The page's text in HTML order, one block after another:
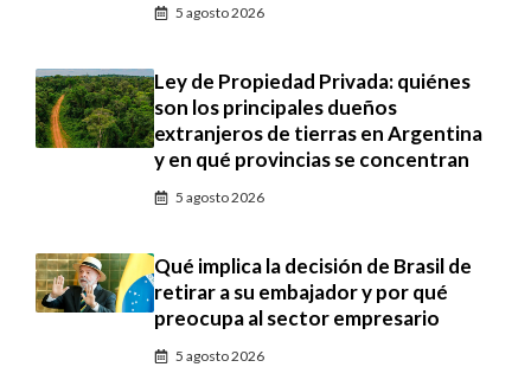
5 agosto 2026
Ley de Propiedad Privada: quiénes
son los principales dueños
extranjeros de tierras en Argentina
y en qué provincias se concentran
5 agosto 2026
Qué implica la decisión de Brasil de
retirar a su embajador y por qué
preocupa al sector empresario
5 agosto 2026